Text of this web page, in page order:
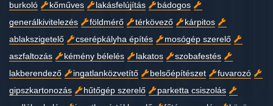
burkoló
kőműves lakásfelújítás
bádogos
generálkivitelezés
földmérő térkövező
kárpitos
ablakszigetelő
cserépkályha építés
mosógép szerelő
aszfaltozás
kémény bélelés lakatos
szobafestés
lakberendező
ingatlanközvetítő belsőépítészet
fuvarozó
gipszkartonozás
hűtőgép szerelő
parketta csiszolás